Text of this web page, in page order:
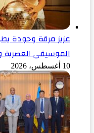
عزيز مرقة وحودة
الموسيقى العصرية
10 أغسطس، 2026